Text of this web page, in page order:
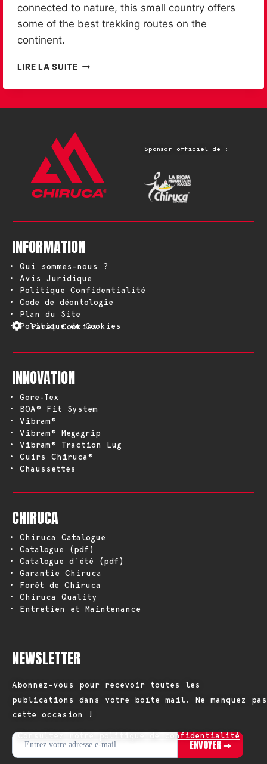
connected to nature, this small country offers
some of the best trekking routes on the
continent.
LIRE LA SUITE
Sponsor officiel de :
INFORMATION
• Qui sommes-nous ?
• Avis Juridique
• Politique Confidentialité
• Code de déontologie
• Plan du Site
• Politique de Cookies
Panel Cookies
INNOVATION
• Gore-Tex
• BOA® Fit System
• Vibram®
• Vibram® Megagrip
• Vibram® Traction Lug
• Cuirs Chiruca®
• Chaussettes
CHIRUCA
• Chiruca Catalogue
• Catalogue (pdf)
• Catalogue d’été (pdf)
• Garantie Chiruca
• Forêt de Chiruca
• Chiruca Quality
• Entretien et Maintenance
NEWSLETTER
Abonnez-vous pour recevoir toutes les
publications dans votre boîte mail. Ne manquez pas
cette occasion !
Consultez notre politique de confidentialité